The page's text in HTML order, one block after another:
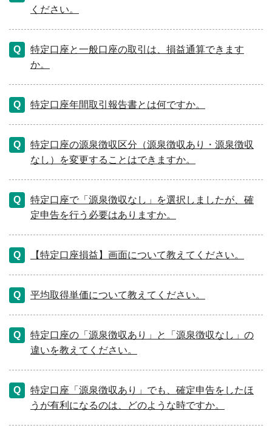
ください。
特定口座と一般口座の取引は、損益通算できます
か。
特定口座年間取引報告書とは何ですか。
特定口座の源泉徴収区分（源泉徴収あり・源泉徴収
なし）を変更することはできますか。
特定口座で「源泉徴収なし」を選択しましたが、確
定申告を行う必要はありますか。
【特定口座損益】画面について教えてください。
平均取得単価について教えてください。
特定口座の「源泉徴収あり」と「源泉徴収なし」の
違いを教えてください。
特定口座「源泉徴収あり」でも、確定申告をしたほ
うが有利になるのは、どのような時ですか。